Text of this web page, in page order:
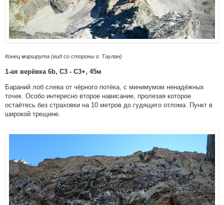
Конец маршрута (вид со стороны г. Таулан)
1-ая верёвка 6b, С3 - С3+, 45м
Бараний лоб слева от чёрного потёка, с минимумом ненадёжных
точек. Особо интересно второе нависание, пролезая которое
остаётесь без страховки на 10 метров до гудящего отлома. Пункт в
широкой трещине.